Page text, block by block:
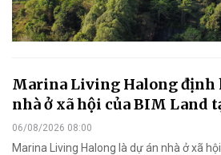
Marina Living Halong định
nhà ở xã hội của BIM Land
06/08/2026 08:00
Marina Living Halong là dự án nhà ở xã